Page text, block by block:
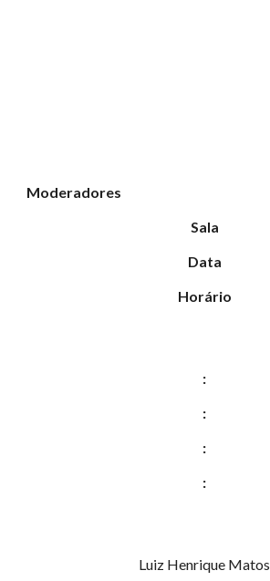
Moderadores
Sala
Data
Horário
:
:
:
:
Luiz Henrique Matos